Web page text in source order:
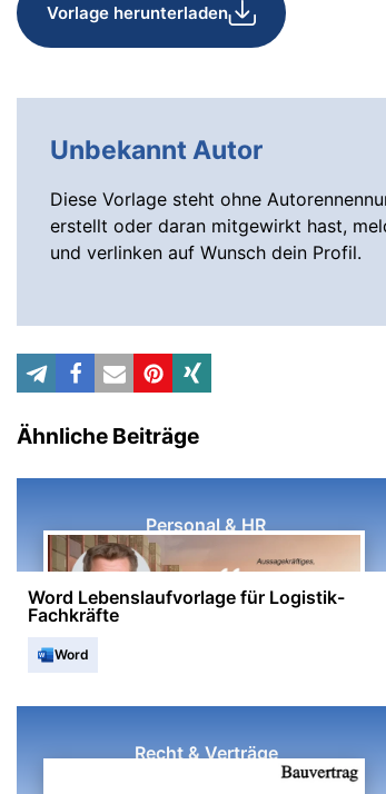
Vorlage herunterladen
Unbekannt Autor
Diese Vorlage steht ohne
erstellt oder daran mitgewirkt hast,
und verlinken auf Wunsch dein Profil.
Ähnliche Beiträge
Personal & HR
Word Lebenslaufvorlage für Logistik-
Fachkräfte
Word
Recht & Verträge